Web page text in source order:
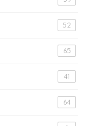
52
65
41
64